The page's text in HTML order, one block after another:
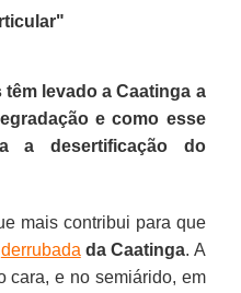
"
têm levado a Caatinga a
e como esse
a desertificação do
mais contribui para que
derrubada da Caatinga. A
cara, e no semiárido, em